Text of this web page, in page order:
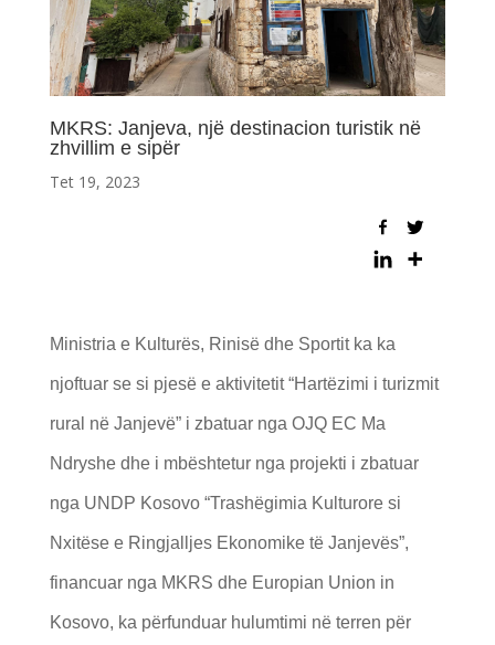
MKRS: Janjeva, një destinacion turistik në
zhvillim e sipër
Tet 19, 2023
Ministria e Kulturës, Rinisë dhe Sportit ka ka
njoftuar se si pjesë e aktivitetit “Hartëzimi i turizmit
rural në Janjevë” i zbatuar nga OJQ EC Ma
Ndryshe dhe i mbështetur nga projekti i zbatuar
nga UNDP Kosovo “Trashёgimia Kulturore si
Nxitёse e Ringjalljes Ekonomike tё Janjevës”,
financuar nga MKRS dhe Europian Union in
Kosovo, ka përfunduar hulumtimi në terren për